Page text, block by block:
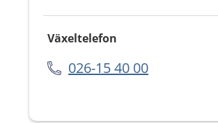
Växeltelefon
026-15 40 00